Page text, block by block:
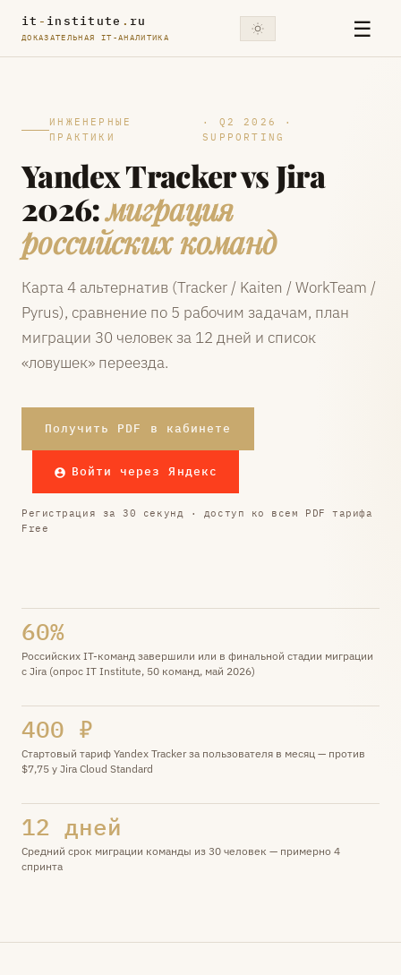
it - institute . ru
ДОКАЗАТЕЛЬНАЯ IT-АНАЛИТИКА ☰
ИНЖЕНЕРНЫЕ
ПРАКТИКИ
· Q2 2026 ·
SUPPORTING
Yandex Tracker vs Jira
2026:миграция
российских команд
Карта 4 альтернатив (Tracker / Kaiten / WorkTeam /
Pyrus), сравнение по 5 рабочим задачам, план
миграции 30 человек за 12 дней и список
«ловушек» переезда.
Получить PDF в кабинете
Войти через Яндекс
Регистрация за 30 секунд · доступ ко всем PDF тарифа
Free
60%
Российских IT-команд завершили или в финальной стадии миграции
с Jira (опрос IT Institute, 50 команд, май 2026)
400 ₽
Стартовый тариф Yandex Tracker за пользователя в месяц — против
$7,75 у Jira Cloud Standard
12 дней
Средний срок миграции команды из 30 человек — примерно 4
спринта